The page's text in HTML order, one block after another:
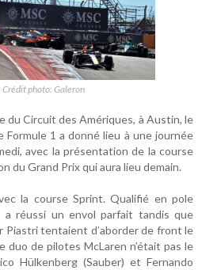
Crédit photo: Galeron
du Circuit des Amériques, à Austin, le
Formule 1 a donné lieu à une journée
avec la présentation de la course
du Grand Prix qui aura lieu demain.
la course Sprint. Qualifié en pole
a réussi un envol parfait tandis que
Piastri tentaient d’aborder de front le
duo de pilotes McLaren n’était pas le
Hülkenberg (Sauber) et Fernando